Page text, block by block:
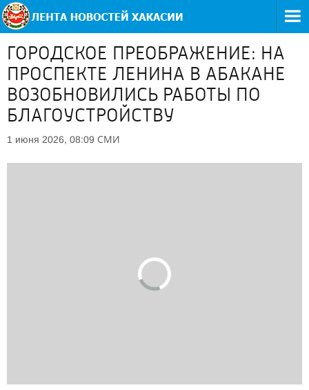
ГОРОДСКОЕ ПРЕОБРАЖЕНИЕ: НА
ПРОСПЕКТЕ ЛЕНИНА В АБАКАНЕ
ВОЗОБНОВИЛИСЬ РАБОТЫ ПО
БЛАГОУСТРОЙСТВУ
1 июня 2026, 08:09 СМИ